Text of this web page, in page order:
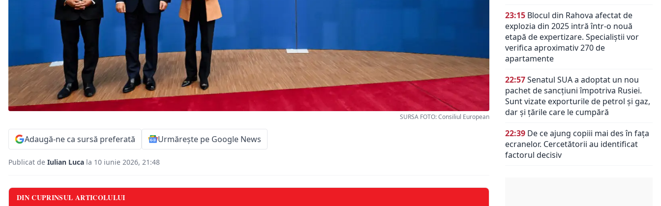
SURSA FOTO: Consiliul European
Adaugă-ne ca sursă preferată Urmărește pe Google News
Publicat de Iulian Luca la 10 iunie 2026, 21:48
DIN CUPRINSUL ARTICOLULUI
23:15 Blocul din Rahova afectat de
explozia din 2025 intră într-o nouă
etapă de expertizare. Specialiștii vor
verifica aproximativ 270 de
apartamente
22:57Senatul SUA a adoptat un nou
pachet de sancțiuni împotriva Rusiei.
Sunt vizate exporturile de petrol și gaz,
dar și țările care le cumpără
22:39 De ce ajung copiii mai des în fața
ecranelor. Cercetătorii au identificat
factorul decisiv